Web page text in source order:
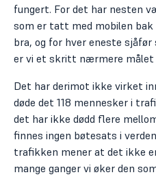
fungert. For det har nesten
som er tatt med mobilen
bra, og for hver eneste
er vi et skritt nærmere målet
Det har derimot ikke virket
døde det 118 mennesker i
det har ikke dødd flere
finnes ingen bøtesats i
trafikken mener at det ikke
mange ganger vi øker den